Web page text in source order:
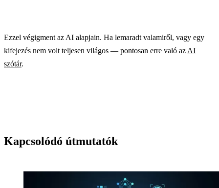
Ezzel végigment az AI alapjain. Ha lemaradt valamiről, vagy egy
kifejezés nem volt teljesen világos — pontosan erre való az AI
szótár.
Kapcsolódó útmutatók